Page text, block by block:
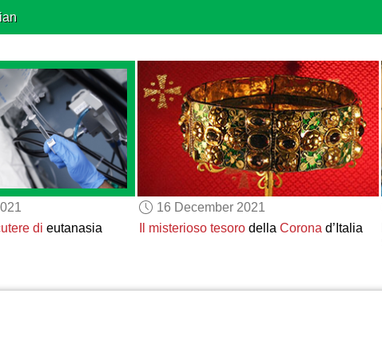
di eutanasia
16 December 2021
Il misterioso tesorodella Coronad’Italia